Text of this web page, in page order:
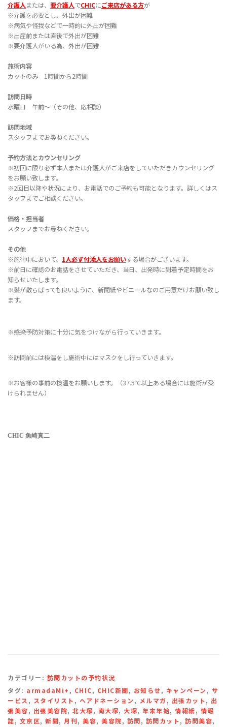
介護人または、 要介護人でCHICにご来店がある方が
※介護を必要とし、外出が困難
※病気や怪我などで一時的に外出が困難
※出産前または直後で外出が困難
※要介護人がいる為、外出が困難
施術内容
カットのみ 1時間から2時間
訪問日時
水曜日 午前〜（その他、応相談）
訪問地域
スタッフまでお尋ねください。
予約方法とカウンセリング
※初回に限り必ず本人または介護人がご来店をしていただきカウンセリング
をお願い致します。
※2回目以降や状況により、お電話でのご予約も可能となります。詳しくはス
タッフまでご相談ください。
価格・担当者
スタッフまでお尋ねください。
その他
※施術中において、 1人必ず付添人をお願いする場合がございます。
※前日に確認のお電話をさせていただき、当日、出発時に到着予定時間をお
知らせいたします。
※髪が散らばっても良いように、新聞紙やビニールなのご用意だけお願い致し
ます。
※感染予防対策に十分に気をつけながら行っていきます。
※訪問前には検温をし施術中にはマスクをし行っていきます。
※お客様の事前の検温をお願いします。（37.5℃以上ある場合には施術が受
けられません）
CHIC 魚崎真二
カテゴリー: 訪問カットの予約状況
タグ: armadaMi+ , CHIC, CHIC新聞, お知らせ, キャンペーン, サ
ービス , スタイリスト , ヘアドネーション, メルマガ, 出張カット, 出
張美容, 出張美容院, 北大塚, 南大塚, 大塚, 年末年始, 情報紙, 情報
誌, 文京区, 新聞, 月刊, 美容, 美容院, 訪問, 訪問カット, 訪問美容,